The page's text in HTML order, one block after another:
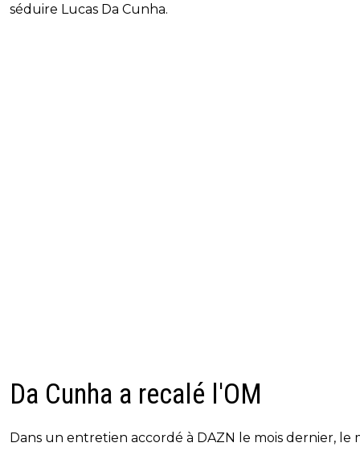
séduire Lucas Da Cunha.
Da Cunha a recalé l'OM
Dans un entretien accordé à DAZN le mois dernier, le